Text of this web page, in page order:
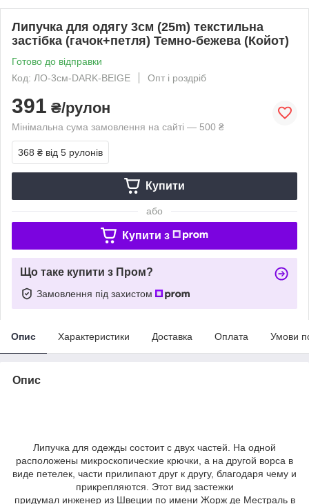
Липучка для одягу 3см (25m) текстильна
застібка (гачок+петля) Темно-бежева (Койот)
Готово до відправки
Код: ЛО-3см-DARK-BEIGE
Опт і роздріб
391 ₴/рулон
Мінімальна сума замовлення на сайті — 500 ₴
368 ₴ від 5 рулонів
Купити
або
Купити з
Що таке купити з Пром?
Замовлення під захистом
Опис Характеристики Доставка Оплата Умови
Опис
Липучка для одежды состоит с двух частей. На одной
расположены микроскопические крючки, а на другой ворса в
виде петелек, части прилипают друг к другу, благодаря чему и
прикрепляются. Этот вид застежки
придумал инженер из Швеции по имени Жорж де Местраль в